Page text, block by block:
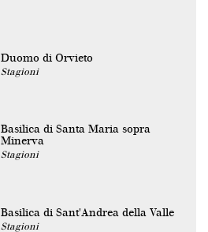
Duomo di Orvieto
Stagioni
Basilica di Santa Maria sopra
Minerva
Stagioni
Basilica di Sant'Andrea della Valle
Stagioni